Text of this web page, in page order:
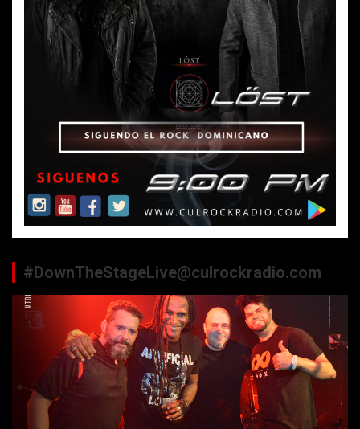
#DownTheStageLive@culrockradio.com